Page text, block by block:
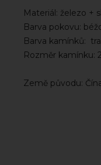
Materiál: železo +
Barva pokovu:
Barva kamínků:
Rozměr kamínku:
Země původu: